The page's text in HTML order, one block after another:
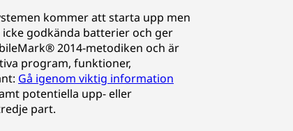
kommer att starta upp men
godkända batterier och ger
2014-metodiken och är
program, funktioner,
Gå igenom viktig information
potentiella upp- eller
part.